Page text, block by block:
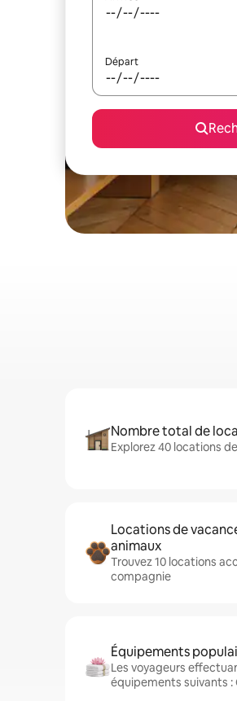
Départ
Nombre total de
Explorez 40 locations
Locations de
animaux
Trouvez 10 locations
compagnie
Équipements
Les voyageurs
équipements suivants :